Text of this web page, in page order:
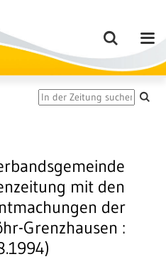
mit den
der
Grenzhausen :